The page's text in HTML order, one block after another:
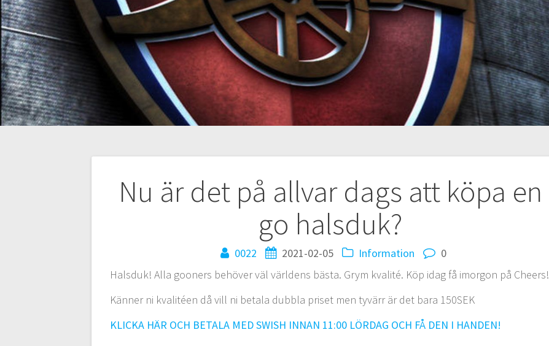
Nu är det på allvar dags att köpa en
go halsduk?
0022 2021-02-05 Information
0
Halsduk! Alla gooners behöver väl världens bästa. Grym kvalité. Köp idag få imorgon på Cheers!
Känner ni kvalitéen då vill ni betala dubbla priset men tyvärr är det bara 150SEK
KLICKA HÄR OCH BETALA MED SWISH INNAN 11:00 LÖRDAG OCH FÅ DEN I HANDEN!
Inläggsnavigering